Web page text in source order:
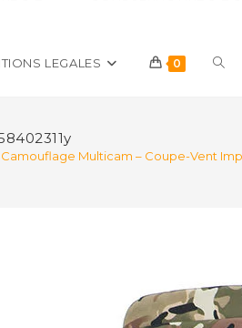
LEGALES 0
Multicam – Coupe-Vent